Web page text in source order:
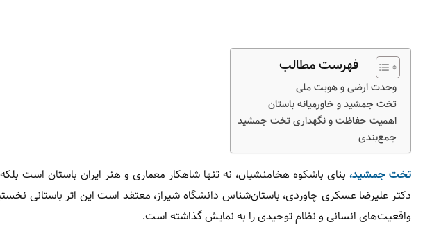
فهرست مطالب
وحدت ارضی و هویت ملی
تخت جمشید و خاورمیانه باستان
اهمیت حفاظت و نگهداری تخت جمشید
جمع‌بندی
تخت جمشید، بنای باشکوه هخامنشیان، نه تنها شاهکار معماری و هنر ایران باستان
دکتر علیرضا عسکری چاوردی، باستان‌شناس دانشگاه شیراز، معتقد است این اثر باستانی
واقعیت‌های انسانی و نظام توحیدی را به نمایش گذاشته است.